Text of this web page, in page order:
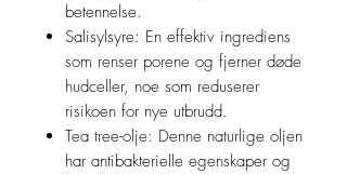
betennelse.
Salisylsyre: En effektiv ingrediens
som renser porene og fjerner døde
hudceller, noe som reduserer
risikoen for nye utbrudd.
Tea tree-olje: Denne naturlige oljen
har antibakterielle egenskaper og